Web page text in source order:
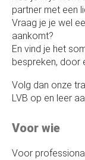
partner met een
Vraag je je wel
aankomt?
En vind je het
bespreken, door
Volg dan onze
LVB op en leer
Voor wie
Voor